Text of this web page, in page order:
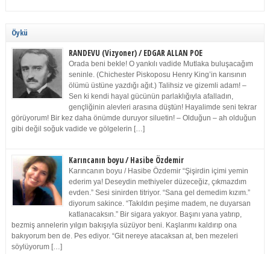
Öykü
RANDEVU (Vizyoner) / EDGAR ALLAN POE
Orada beni bekle! O yankılı vadide Mutlaka buluşacağım
seninle. (Chichester Piskoposu Henry King’in karısının
ölümü üstüne yazdığı ağıt.) Talihsiz ve gizemli adam! –
Sen ki kendi hayal gücünün parlaklığıyla afalladın,
gençliğinin alevleri arasına düştün! Hayalimde seni tekrar
görüyorum! Bir kez daha önümde duruyor siluetin! – Olduğun – ah olduğun
gibi değil soğuk vadide ve gölgelerin […]
Karıncanın boyu / Hasibe Özdemir
Karıncanın boyu / Hasibe Özdemir “Şişirdin içimi yemin
ederim ya! Deseydin methiyeler düzeceğiz, çıkmazdım
evden.” Sesi sinirden titriyor. “Sana gel demedim kızım.”
diyorum sakince. “Takıldın peşime madem, ne duyarsan
katlanacaksın.” Bir sigara yakıyor. Başını yana yatırıp,
bezmiş annelerin yılgın bakışıyla süzüyor beni. Kaşlarımı kaldırıp ona
bakıyorum ben de. Pes ediyor. “Git nereye atacaksan at, ben mezeleri
söylüyorum […]